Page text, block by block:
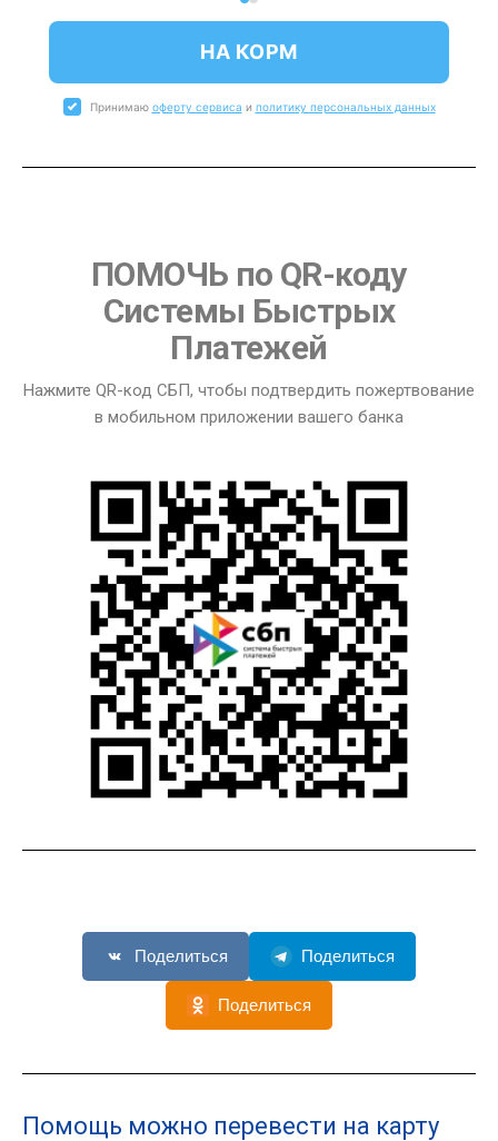
НА КОРМ
Принимаю оферту сервиса и политику персональных данных
ПОМОЧЬ по QR-коду
Системы Быстрых
Платежей
Нажмите QR-код СБП, чтобы подтвердить пожертвование
в мобильном приложении вашего банка
Поделиться Поделиться
Поделиться
Помощь можно перевести на карту